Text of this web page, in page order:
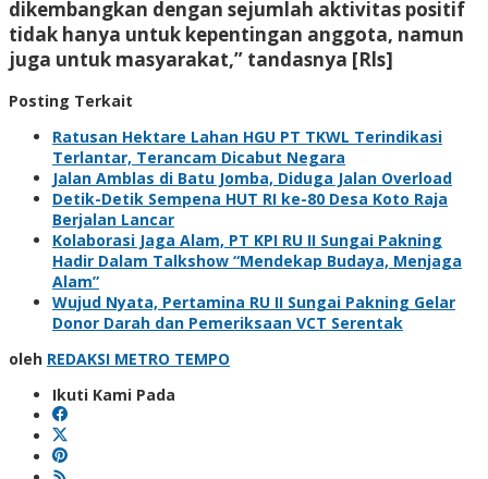
dikembangkan dengan sejumlah aktivitas positif
tidak hanya untuk kepentingan anggota, namun
juga untuk masyarakat,” tandasnya [Rls]
Posting Terkait
Ratusan Hektare Lahan HGU PT TKWL Terindikasi
Terlantar, Terancam Dicabut Negara
Jalan Amblas di Batu Jomba, Diduga Jalan Overload
Detik-Detik Sempena HUT RI ke-80 Desa Koto Raja
Berjalan Lancar
Kolaborasi Jaga Alam, PT KPI RU II Sungai Pakning
Hadir Dalam Talkshow “Mendekap Budaya, Menjaga
Alam”
Wujud Nyata, Pertamina RU II Sungai Pakning Gelar
Donor Darah dan Pemeriksaan VCT Serentak
oleh REDAKSI METRO TEMPO
Ikuti Kami Pada